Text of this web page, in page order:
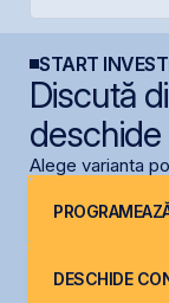
START
Discută
Alege varianta
DESCHIDE